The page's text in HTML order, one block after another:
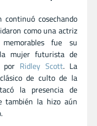
cosechando
como una actriz
fue su
mujer futurista de
Ridley Scott. La
de culto de la
la presencia de
también la hizo aún